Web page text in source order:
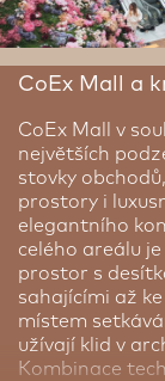
CoEx Mall a
CoEx Mall v
největších
stovky
prostory i
elegantního
celého areálu
prostor s
sahajícími až
místem
užívají klid v
Kombinace